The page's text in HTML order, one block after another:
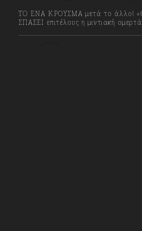
ΤΟ ΕΝΑ ΚΡΟΥΣΜΑ μετά το άλλο!
ΣΠΑΣΕΙ επιτέλους η μιντιακή